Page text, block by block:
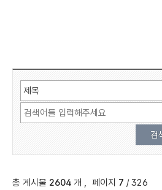
매니페스토란
공약비전
총 게시물 2604 개 , 페이지 7 / 326